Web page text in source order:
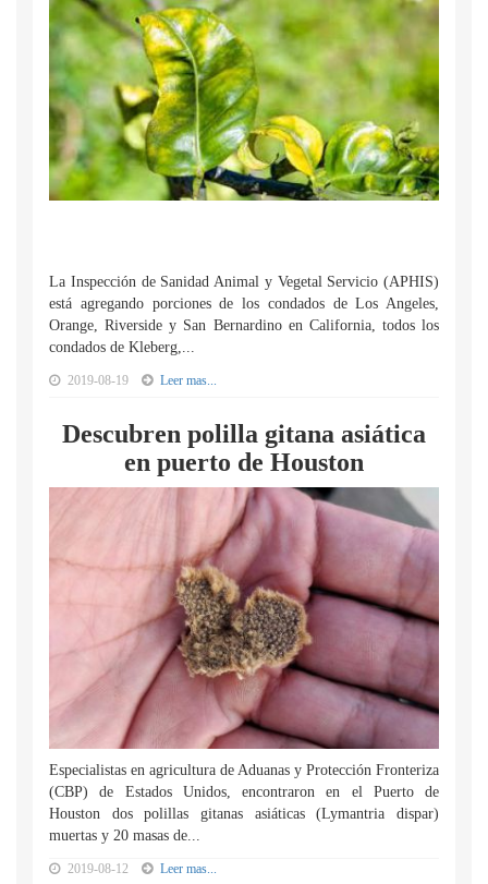
La Inspección de Sanidad Animal y Vegetal Servicio (APHIS)
está agregando porciones de los condados de Los Angeles,
Orange, Riverside y San Bernardino en California, todos los
condados de Kleberg,...
2019-08-19 Leer mas...
Descubren polilla gitana asiática
en puerto de Houston
Especialistas en agricultura de Aduanas y Protección Fronteriza
(CBP) de Estados Unidos, encontraron en el Puerto de
Houston dos polillas gitanas asiáticas (Lymantria dispar)
muertas y 20 masas de...
2019-08-12 Leer mas...